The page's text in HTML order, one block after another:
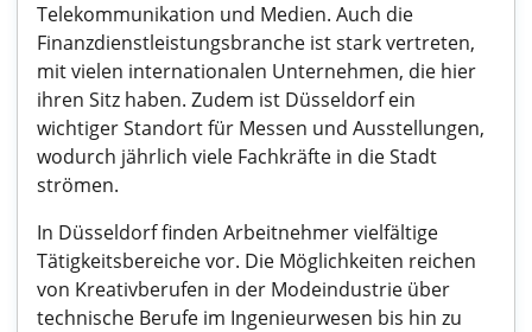
Telekommunikation und Medien. Auch die
Finanzdienstleistungsbranche ist stark vertreten,
mit vielen internationalen Unternehmen, die hier
ihren Sitz haben. Zudem ist Düsseldorf ein
wichtiger Standort für Messen und Ausstellungen,
wodurch jährlich viele Fachkräfte in die Stadt
strömen.
In Düsseldorf finden Arbeitnehmer vielfältige
Tätigkeitsbereiche vor. Die Möglichkeiten reichen
von Kreativberufen in der Modeindustrie über
technische Berufe im Ingenieurwesen bis hin zu